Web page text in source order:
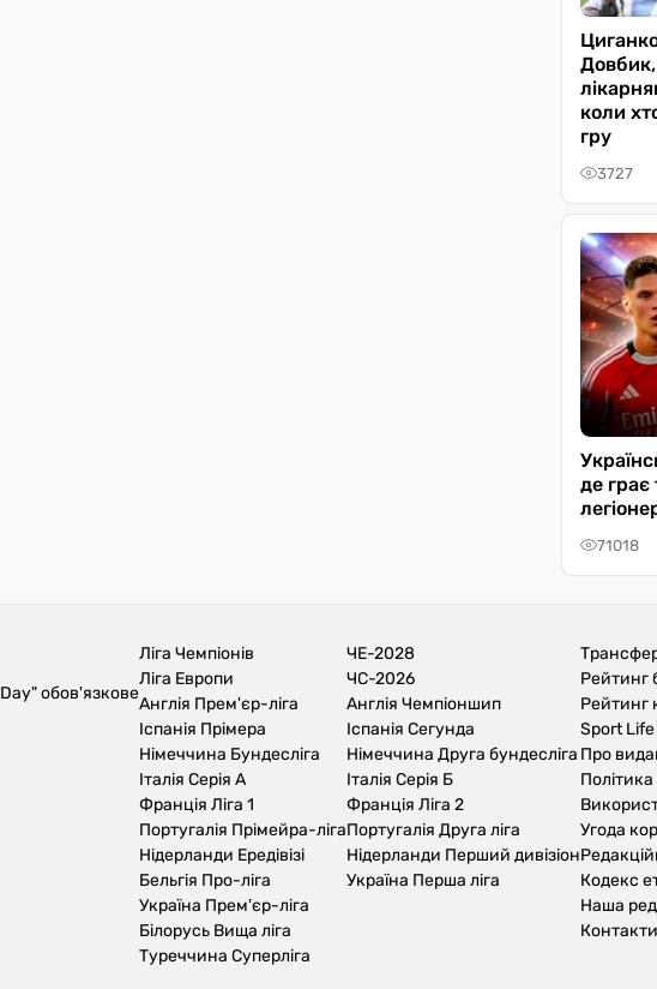
коли
гру
3727
де грає
71018
обов'язкове
Ліга Чемпіонів
Ліга Европи
Англія Прем'єр-ліга
Іспанія Прімера
Німеччина Бундесліга
Італія Серія А
Франція Ліга 1
Португалія Прімейра-ліга
Нідерланди Ередівізі
Бельгія Про-ліга
Україна Прем'єр-ліга
Білорусь Вища ліга
Туреччина Суперліга
ЧЕ-2028
ЧС-2026
Англія Чемпіоншип
Іспанія Сегунда
Німеччина Друга бундесліга
Італія Серія Б
Франція Ліга 2
Португалія Друга ліга
Нідерланди Перший дивізіон
Україна Перша ліга
Рейтинг
Рейтинг
Sport Life
Про
Угода
Кодекс
Наша
Контакти